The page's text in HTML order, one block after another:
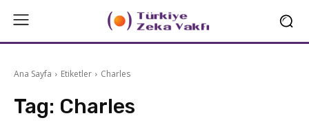
Ana Sayfa Etiketler Charles
Tag: Charles